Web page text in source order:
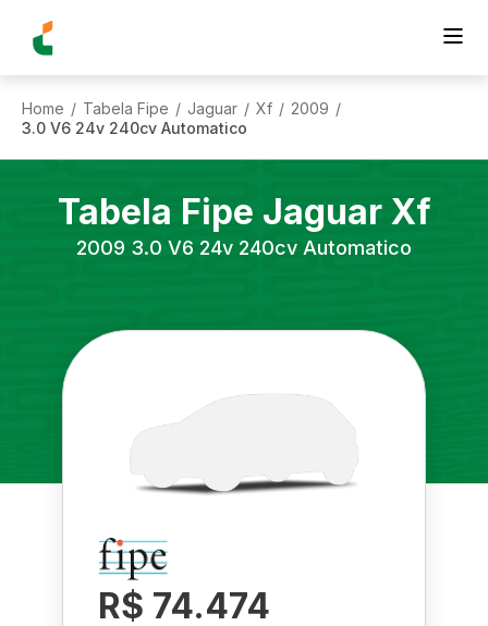
Home / Tabela Fipe / Jaguar / Xf / 2009 /
3.0 V6 24v 240cv Automatico
Tabela Fipe Jaguar Xf
2009 3.0 V6 24v 240cv Automatico
R$ 74.474